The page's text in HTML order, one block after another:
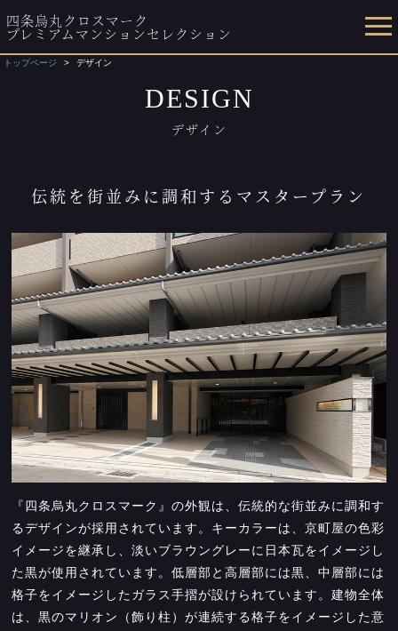
四条烏丸クロスマーク
プレミアムマンションセレクション
トップページ デザイン
DESIGN
デザイン
伝統を街並みに調和するマスタープラン
『四条烏丸クロスマーク』の外観は、伝統的な街並みに調和す
るデザインが採用されています。キーカラーは、京町屋の色彩
イメージを継承し、淡いブラウングレーに日本瓦をイメージし
た黒が使用されています。低層部と高層部には黒、中層部には
格子をイメージしたガラス手摺が設けられています。建物全体
は、黒のマリオン（飾り柱）が連続する格子をイメージした意